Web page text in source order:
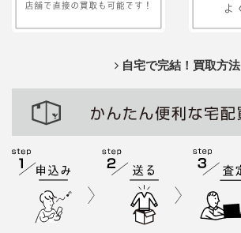
自宅で完結！買取方法